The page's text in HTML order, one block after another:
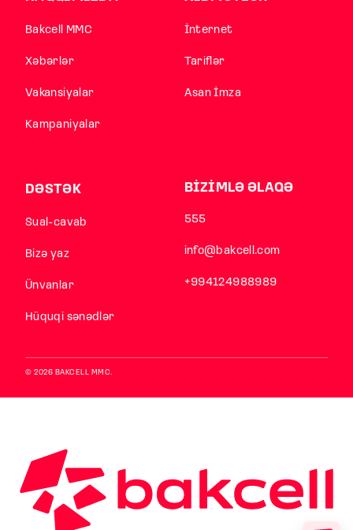
Bakcell MMC
Xəbərlər
Vakansiyalar
Kampaniyalar
İnternet
Tariflər
Asan İmza
DƏSTƏK
Sual-cavab
Bizə yaz
Ünvanlar
Hüquqi sənədlər
BİZİMLƏ ƏLAQƏ
555
info@bakcell.com
+994124988989
© 2026 BAKCELL MMC.